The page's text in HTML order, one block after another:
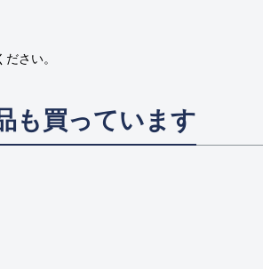
さい。
も買っています